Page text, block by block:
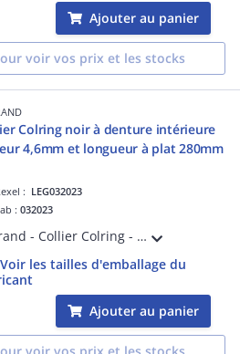
Ajouter au panier
voir vos prix et les stocks
Colring noir à denture intérieure
4,6mm et longueur à plat 280mm
: LEG032023
:032023
Legrand - Collier Colring - dent int polyamide 6/6 - l 4,6 - L 280 - noir (blist)
Voir les tailles d'emballage du
Ajouter au panier